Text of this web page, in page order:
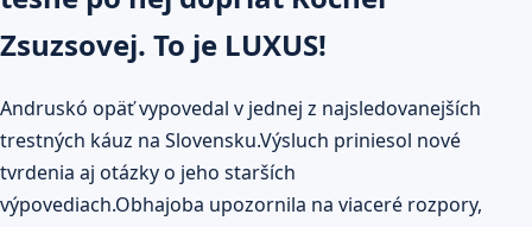
Zsuzsovej. To je LUXUS!
Andruskó opäť vypovedal v jednej z najsledovanejších
trestných káuz na Slovensku.Výsluch priniesol nové
tvrdenia aj otázky o jeho starších
výpovediach.Obhajoba upozornila na viaceré rozpory,